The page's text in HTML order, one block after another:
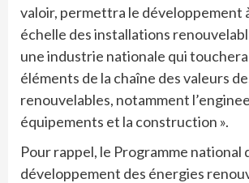
valoir, permettra le développement
échelle des installations
une industrie nationale qui
éléments de la chaîne des valeurs
renouvelables, notamment
équipements et la construction ».
Pour rappel, le Programme national
développement des énergies